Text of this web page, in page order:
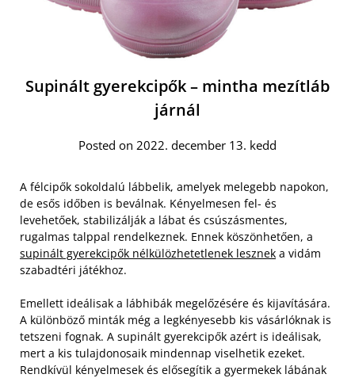
Supinált gyerekcipők – mintha mezítláb
járnál
Posted on 2022. december 13. kedd
A félcipők sokoldalú lábbelik, amelyek melegebb napokon,
de esős időben is beválnak. Kényelmesen fel- és
levehetőek, stabilizálják a lábat és csúszásmentes,
rugalmas talppal rendelkeznek. Ennek köszönhetően, a
supinált gyerekcipők nélkülözhetetlenek lesznek a vidám
szabadtéri játékhoz.
Emellett ideálisak a lábhibák megelőzésére és kijavítására.
A különböző minták még a legkényesebb kis vásárlóknak is
tetszeni fognak. A supinált gyerekcipők azért is ideálisak,
mert a kis tulajdonosaik mindennap viselhetik ezeket.
Rendkívül kényelmesek és elősegítik a gyermekek lábának